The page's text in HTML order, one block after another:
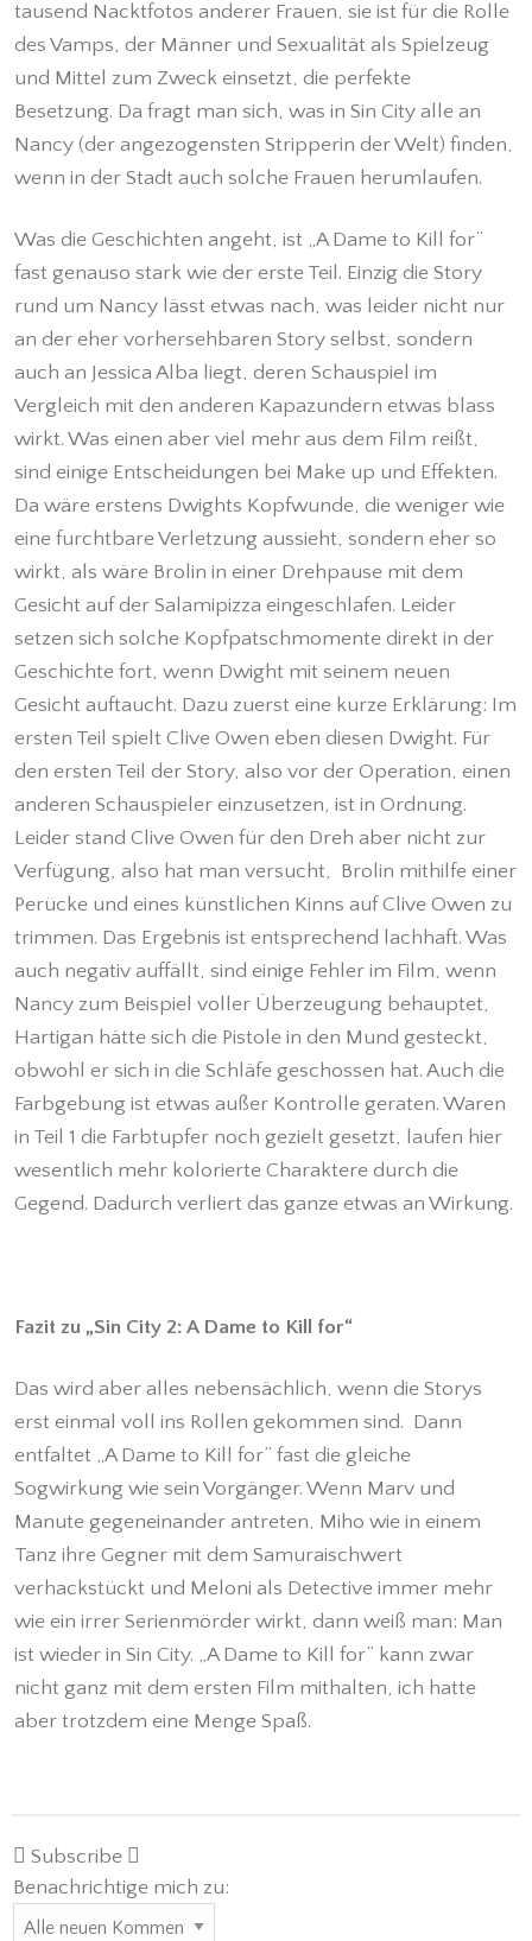
tausend Nacktfotos anderer Frauen, sie ist für die Rolle
des Vamps, der Männer und Sexualität als Spielzeug
und Mittel zum Zweck einsetzt, die perfekte
Besetzung. Da fragt man sich, was in Sin City alle an
Nancy (der angezogensten Stripperin der Welt) finden,
wenn in der Stadt auch solche Frauen herumlaufen.
Was die Geschichten angeht, ist „A Dame to Kill for“
fast genauso stark wie der erste Teil. Einzig die Story
rund um Nancy lässt etwas nach, was leider nicht nur
an der eher vorhersehbaren Story selbst, sondern
auch an Jessica Alba liegt, deren Schauspiel im
Vergleich mit den anderen Kapazundern etwas blass
wirkt. Was einen aber viel mehr aus dem Film reißt,
sind einige Entscheidungen bei Make up und Effekten.
Da wäre erstens Dwights Kopfwunde, die weniger wie
eine furchtbare Verletzung aussieht, sondern eher so
wirkt, als wäre Brolin in einer Drehpause mit dem
Gesicht auf der Salamipizza eingeschlafen. Leider
setzen sich solche Kopfpatschmomente direkt in der
Geschichte fort, wenn Dwight mit seinem neuen
Gesicht auftaucht. Dazu zuerst eine kurze Erklärung: Im
ersten Teil spielt Clive Owen eben diesen Dwight. Für
den ersten Teil der Story, also vor der Operation, einen
anderen Schauspieler einzusetzen, ist in Ordnung.
Leider stand Clive Owen für den Dreh aber nicht zur
Verfügung, also hat man versucht, Brolin mithilfe einer
Perücke und eines künstlichen Kinns auf Clive Owen zu
trimmen. Das Ergebnis ist entsprechend lachhaft. Was
auch negativ auffällt, sind einige Fehler im Film, wenn
Nancy zum Beispiel voller Überzeugung behauptet,
Hartigan hätte sich die Pistole in den Mund gesteckt,
obwohl er sich in die Schläfe geschossen hat. Auch die
Farbgebung ist etwas außer Kontrolle geraten. Waren
in Teil 1 die Farbtupfer noch gezielt gesetzt, laufen hier
wesentlich mehr kolorierte Charaktere durch die
Gegend. Dadurch verliert das ganze etwas an Wirkung.
Fazit zu „Sin City 2: A Dame to Kill for“
Das wird aber alles nebensächlich, wenn die Storys
erst einmal voll ins Rollen gekommen sind. Dann
entfaltet „A Dame to Kill for“ fast die gleiche
Sogwirkung wie sein Vorgänger. Wenn Marv und
Manute gegeneinander antreten, Miho wie in einem
Tanz ihre Gegner mit dem Samuraischwert
verhackstückt und Meloni als Detective immer mehr
wie ein irrer Serienmörder wirkt, dann weiß man: Man
ist wieder in Sin City. „A Dame to Kill for“ kann zwar
nicht ganz mit dem ersten Film mithalten, ich hatte
aber trotzdem eine Menge Spaß.
Subscribe
Benachrichtige mich zu: